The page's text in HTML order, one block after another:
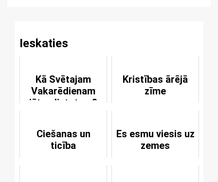
Ieskaties
Kā Svētajam
Vakarēdienam
jātop lietotam?
Kristības ārējā
zīme
Ciešanas un
ticība
Es esmu viesis uz
zemes